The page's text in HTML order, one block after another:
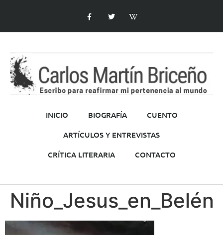
INICIO BIOGRAFÍA
CUENTO
ARTÍCULOS Y ENTREVISTAS
CRÍTICA LITERARIA
CONTACTO
Niño_Jesus_en_Belén